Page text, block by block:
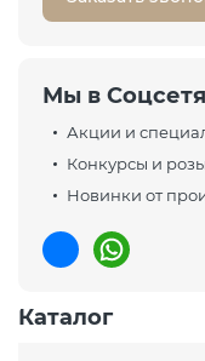
Мы в
Акции и
Конкурсы и
Новинки от
Каталог